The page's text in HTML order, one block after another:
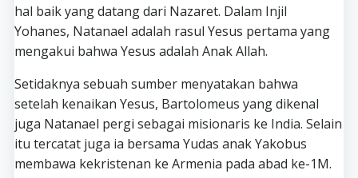
hal baik yang datang dari Nazaret. Dalam Injil
Yohanes, Natanael adalah rasul Yesus pertama yang
mengakui bahwa Yesus adalah Anak Allah.
Setidaknya sebuah sumber menyatakan bahwa
setelah kenaikan Yesus, Bartolomeus yang dikenal
juga Natanael pergi sebagai misionaris ke India. Selain
itu tercatat juga ia bersama Yudas anak Yakobus
membawa kekristenan ke Armenia pada abad ke-1M.